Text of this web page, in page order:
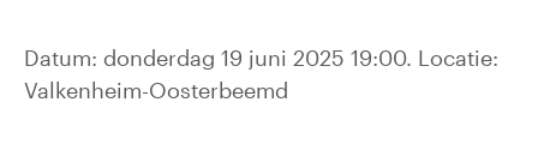
Datum: donderdag 19 juni 2025 19:00. Locatie:
Valkenheim-Oosterbeemd